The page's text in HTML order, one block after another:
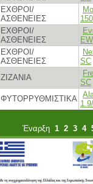
ΕΧΘΡΟΙ/
ΑΣΘΕΝΕΙΕΣ
ΕΧΘΡΟΙ/
ΑΣΘΕΝΕΙΕΣ
EW
ΕΧΘΡΟΙ/
ΑΣΘΕΝΕΙΕΣ
SC
ΖΙΖΑΝΙΑ
SC
ΦΥΤΟΡΡΥΘΜΙΣΤΙΚΑ
Έναρξη 1 2 3 4